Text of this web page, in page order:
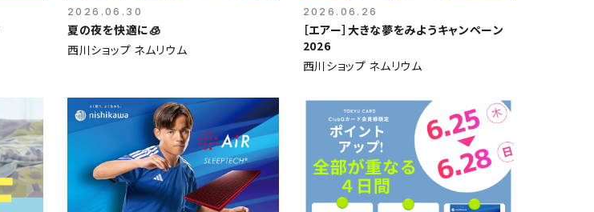
2026.06.30
夏の夜を快適に🧊
西川ショップ ネムリウム
2026.06.26
［エアー］大きな夢をみようキャンペーン
2026
西川ショップ ネムリウム